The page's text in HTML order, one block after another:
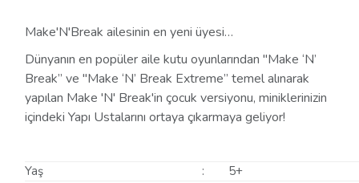
Make'N'Break ailesinin en yeni üyesi…
Dünyanın en popüler aile kutu oyunlarından "Make ‘N’
Break” ve "Make ‘N’ Break Extreme” temel alınarak
yapılan Make 'N' Break'in çocuk versiyonu, miniklerinizin
içindeki Yapı Ustalarını ortaya çıkarmaya geliyor!
Yaş :
5+